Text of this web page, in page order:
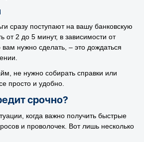
сразу поступают на вашу банковскую
от 2 до 5 минут, в зависимости от
нужно сделать, – это дождаться
не нужно собирать справки или
просто и удобно.
срочно?
когда важно получить быстрые
и проволочек. Вот лишь несколько